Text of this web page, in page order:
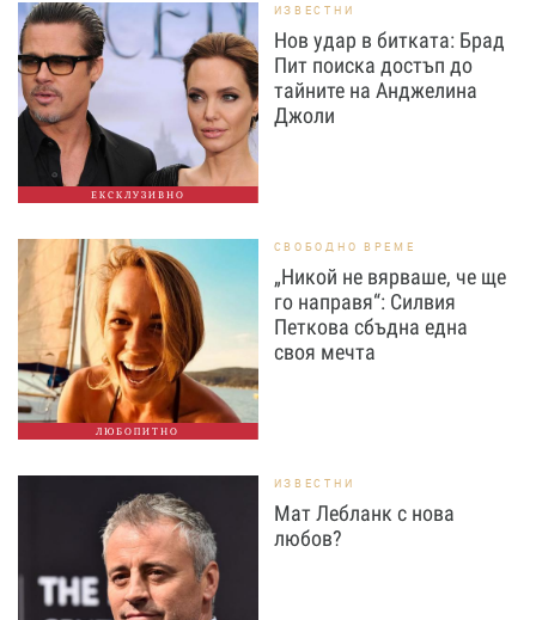
ЕКСКЛУЗИВНО
ИЗВЕСТНИ
Нов удар в битката: Брад
Пит поиска достъп до
тайните на Анджелина
Джоли
ЛЮБОПИТНО
СВОБОДНО ВРЕМЕ
„Никой не вярваше, че ще
го направя“: Силвия
Петкова сбъдна една
своя мечта
ИЗВЕСТНИ
Мат Лебланк с нова
любов?